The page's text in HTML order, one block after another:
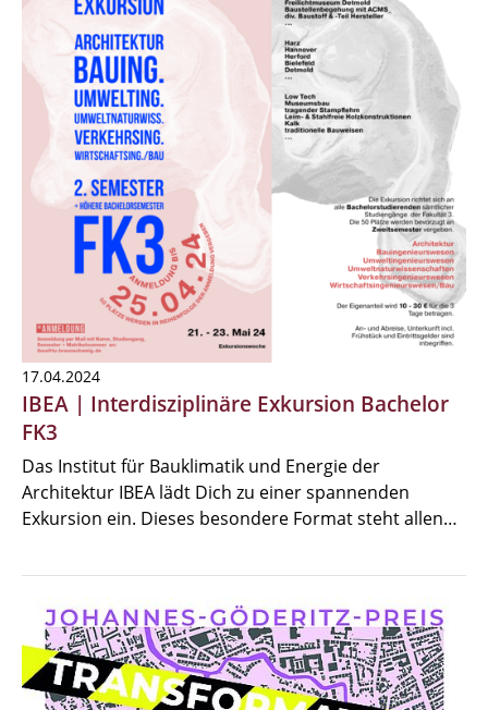
17.04.2024
IBEA | Interdisziplinäre Exkursion Bachelor
FK3
Das Institut für Bauklimatik und Energie der
Architektur IBEA lädt Dich zu einer spannenden
Exkursion ein. Dieses besondere Format steht allen…